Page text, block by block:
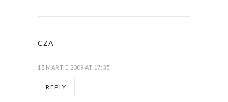
CZA
18 MARTIE 2009 AT 17:35
REPLY